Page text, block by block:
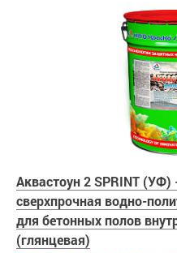
Аквастоун 2 SPRINT (УФ)
сверхпрочная водно-
для бетонных полов
(глянцевая)